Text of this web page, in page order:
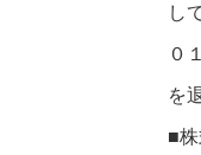
し
０
を
■